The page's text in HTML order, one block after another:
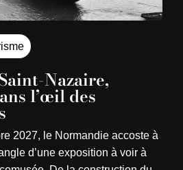
Nazaire,
l’œil des
2027, le Normandie accoste à
d’une exposition à voir à